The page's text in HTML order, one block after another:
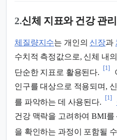
2.신체 지표와 건강 관리
체질량지수는 개인의 신장과
수치적 측정값으로, 신체 내의
단순한 지표로 활용된다.
[1]
인구를 대상으로 적용되며,
를 파악하는 데 사용된다.
[1]
건강 맥락을 고려하여 BMI
을 확인하는 과정이 포함될